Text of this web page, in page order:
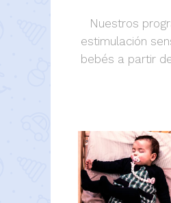
Nuestros
estimulación
bebés a partir